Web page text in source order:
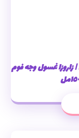
Zaroza Face Cleansing Foam – ١٥٠ml | زاروزا غسول وجه فوم